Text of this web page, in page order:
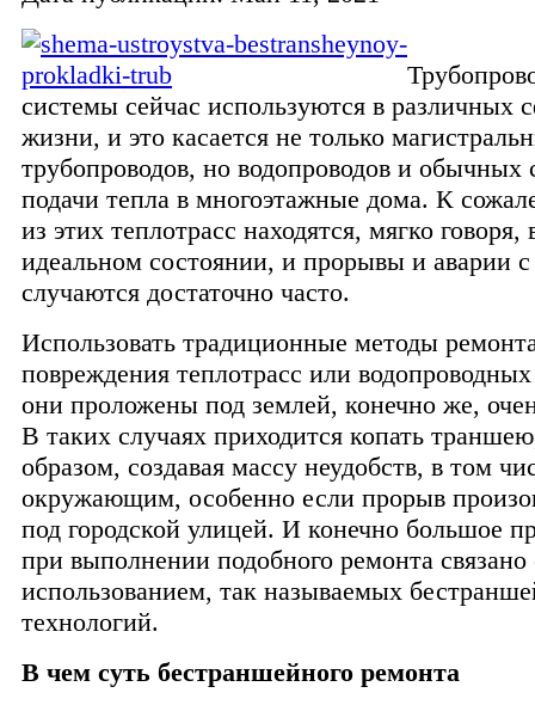
системы сейчас используются в различных
жизни, и это касается не только
трубопроводов, но водопроводов и обычных
подачи тепла в многоэтажные дома. К
из этих теплотрасс находятся, мягко говоря,
идеальном состоянии, и прорывы и аварии
случаются достаточно часто.
Использовать традиционные методы
повреждения теплотрасс или
они проложены под землей, конечно же,
В таких случаях приходится копать
образом, создавая массу неудобств, в том
окружающим, особенно если прорыв
под городской улицей. И конечно большое
при выполнении подобного ремонта связано
использованием, так называемых
технологий.
В чем суть бестраншейного ремонта